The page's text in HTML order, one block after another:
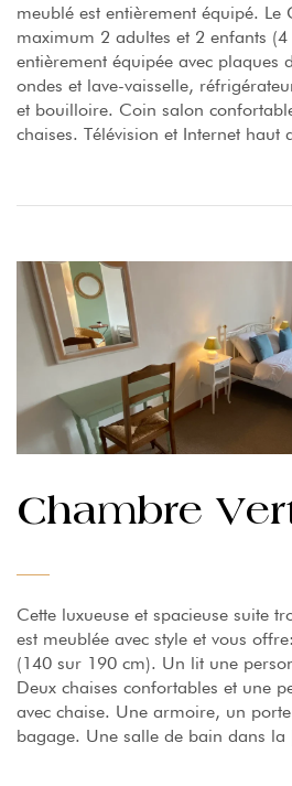
meublé est entièrement équipé. Le
maximum 2 adultes et 2 enfants
entièrement équipée avec plaques
ondes et lave-vaisselle,
et bouilloire. Coin salon
chaises. Télévision et Internet
Chambre
Cette luxueuse et spacieuse suite
est meublée avec style et vous
(140 sur 190 cm). Un lit une
Deux chaises confortables et une
avec chaise. Une armoire, un
bagage. Une salle de bain dans